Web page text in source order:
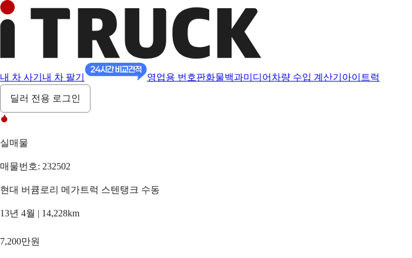
내 차 사기 내 차 팔기 영업용 번호판화물백과미디어 차량 수입 계산기 아이트럭
딜러 전용 로그인
실매물
매물번호: 232502
현대 버큠로리 메가트럭 스텐탱크 수동
13년 4월 | 14,228km
7,200만원